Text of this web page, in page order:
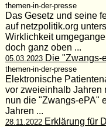
themen-in-der-presse
Das Gesetz und seine
auf netzpolitik.org
Wirklichkeit
doch ganz oben ...
05.03.2023Die "Zwangs-
themen-in-der-presse
Elektronische
vor zweieinhalb Jahren
nun die "Zwangs-ePA"
Jahren ...
28.11.2022Erklärung für